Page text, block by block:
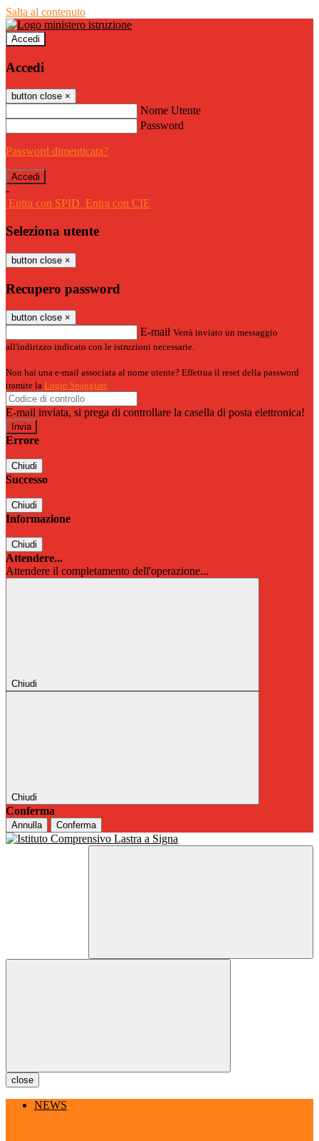
Salta al contenuto
Accedi
Accedi
button close ×
Nome Utente
Password
Password dimenticata?
-
Entra con SPID Entra con CIE
Seleziona utente
button close ×
Recupero password
button close ×
E-mail Verrà inviato un messaggio
all'indirizzo indicato con le istruzioni necessarie.
Non hai una e-mail associata al nome utente? Effettua il reset della password
tramite la Login Spaggiari
E-mail inviata, si prega di controllare la casella di posta elettronica!
Errore
Chiudi
Successo
Chiudi
Informazione
Chiudi
Attendere...
Attendere il completamento dell'operazione...
Chiudi
Chiudi
Conferma
Annulla Conferma
close
NEWS